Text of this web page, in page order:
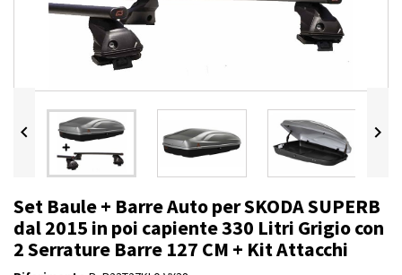
 
Set Baule + Barre Auto per SKODA SUPERB
dal 2015 in poi capiente 330 Litri Grigio con
2 Serrature Barre 127 CM + Kit Attacchi